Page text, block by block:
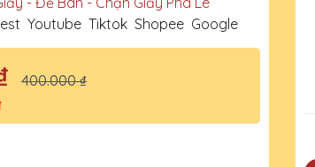
Youtube Tiktok Shopee Google
400.000 ₫